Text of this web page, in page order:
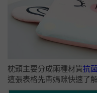
枕頭主要分成兩種材質抗
這張表格先帶媽咪快速了